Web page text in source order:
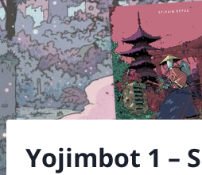
Yojimbot 1 –